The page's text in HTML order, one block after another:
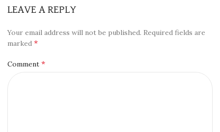
LEAVE A REPLY
Your email address will not be published. Required fields are
marked *
Comment *